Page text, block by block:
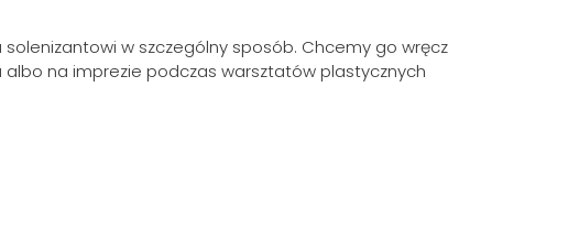
solenizantowi w szczególny sposób. Chcemy go wręcz
albo na imprezie podczas warsztatów plastycznych